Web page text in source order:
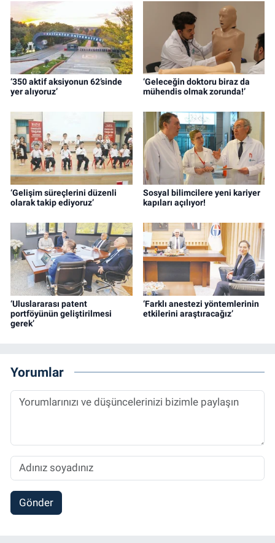
‘350 aktif aksiyonun 62’sinde
yer alıyoruz’
‘Geleceğin doktoru biraz da
mühendis olmak zorunda!’
‘Gelişim süreçlerini düzenli
olarak takip ediyoruz’
Sosyal bilimcilere yeni kariyer
kapıları açılıyor!
‘Uluslararası patent
portföyünün geliştirilmesi
gerek’
‘Farklı anestezi yöntemlerinin
etkilerini araştıracağız’
Yorumlar
Gönder